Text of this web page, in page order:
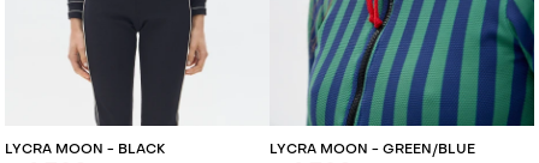
LYCRA MOON - BLACK LYCRA MOON - GREEN/BLUE